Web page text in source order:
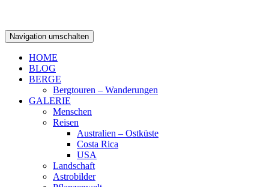
Navigation umschalten
HOME
BLOG
BERGE
Bergtouren – Wanderungen
GALERIE
Menschen
Reisen
Australien – Ostküste
Costa Rica
USA
Landschaft
Astrobilder